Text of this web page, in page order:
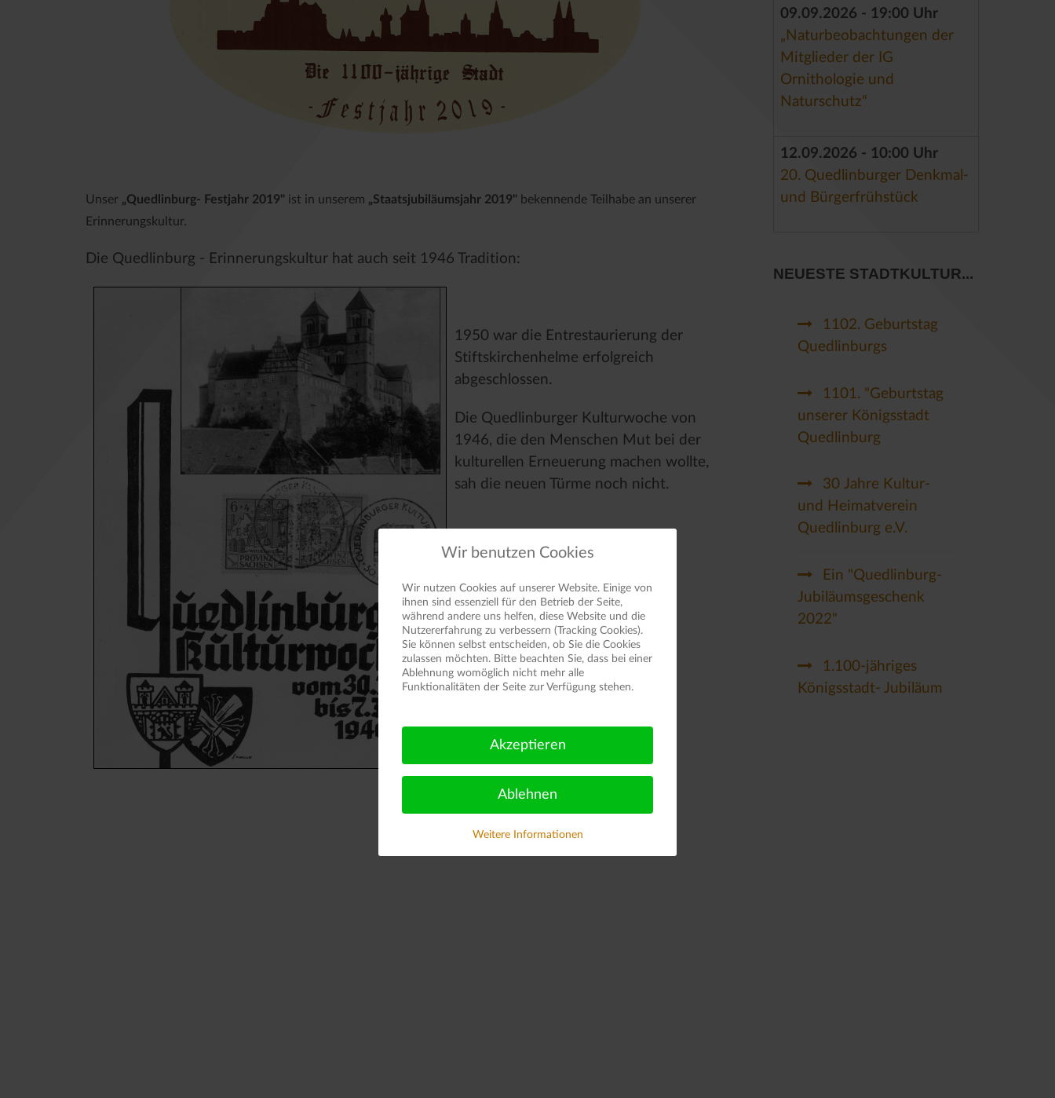
Unser „Quedlinburg- Festjahr 2019" ist in unserem „Staatsjubiläumsjahr 2019" bekennende Teilhabe an unserer
Erinnerungskultur.
Die Quedlinburg - Erinnerungskultur hat auch seit 1946 Tradition:
1950 war die Entrestaurierung der
Stiftskirchenhelme erfolgreich
abgeschlossen.
Die Quedlinburger Kulturwoche von
1946, die den Menschen Mut bei der
kulturellen Erneuerung machen wollte,
sah die neuen Türme noch nicht.
09.09.2026 - 19:00 Uhr
„Naturbeobachtungen der
Mitglieder der IG
Ornithologie und
Naturschutz“
12.09.2026 - 10:00 Uhr
20. Quedlinburger Denkmal-
und Bürgerfrühstück
NEUESTE STADTKULTUR...
1102. Geburtstag
Quedlinburgs
1101. "Geburtstag
unserer Königsstadt
Quedlinburg
30 Jahre Kultur-
und Heimatverein
Quedlinburg e.V.
Ein "Quedlinburg-
Jubiläumsgeschenk
2022"
1.100-jähriges
Königsstadt- Jubiläum
Wir benutzen Cookies
Wir nutzen Cookies auf unserer Website. Einige von
ihnen sind essenziell für den Betrieb der Seite,
während andere uns helfen, diese Website und die
Nutzererfahrung zu verbessern (Tracking Cookies).
Sie können selbst entscheiden, ob Sie die Cookies
zulassen möchten. Bitte beachten Sie, dass bei einer
Ablehnung womöglich nicht mehr alle
Funktionalitäten der Seite zur Verfügung stehen.
Akzeptieren
Ablehnen
Weitere Informationen